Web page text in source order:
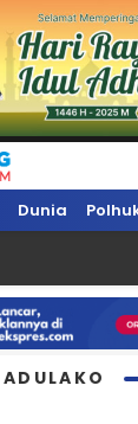
Hari Ini,
Dunia